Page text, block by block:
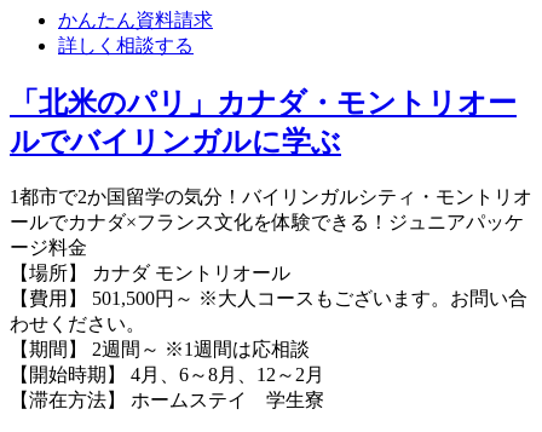
かんたん資料請求
詳しく 相談する
「北米のパリ」カナダ・モントリオー
ルでバイリンガルに学ぶ
1都市で2か国留学の気分！バイリンガルシティ・モントリオ
ールでカナダ×フランス文化を体験できる！ジュニアパッケ
ージ料金
【場所】 カナダ モントリオール
【費用】 501,500円～ ※大人コースもございます。お問い合
わせください。
【期間】 2週間～ ※1週間は応相談
【開始時期】 4月、6～8月、12～2月
【滞在方法】 ホームステイ 学生寮